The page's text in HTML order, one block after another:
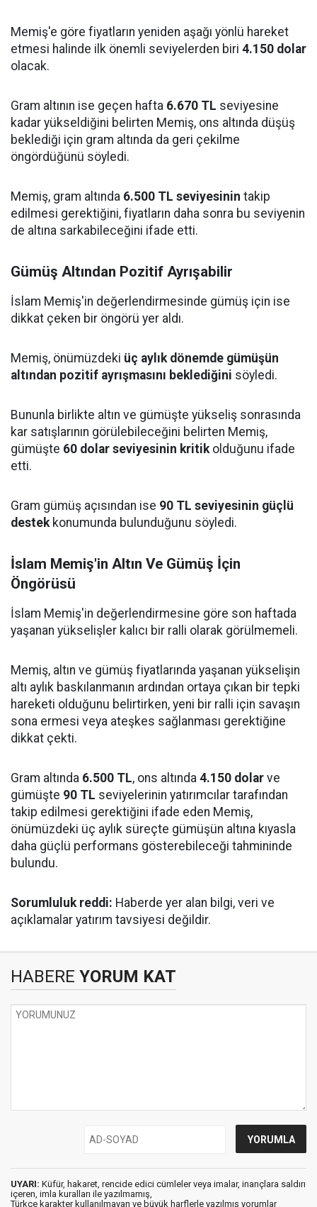
Memiş'e göre fiyatların yeniden aşağı yönlü hareket
etmesi halinde ilk önemli seviyelerden biri 4.150 dolar
olacak.
Gram altının ise geçen hafta 6.670 TL seviyesine
kadar yükseldiğini belirten Memiş, ons altında düşüş
beklediği için gram altında da geri çekilme
öngördüğünü söyledi.
Memiş, gram altında 6.500 TL seviyesinin takip
edilmesi gerektiğini, fiyatların daha sonra bu seviyenin
de altına sarkabileceğini ifade etti.
Gümüş Altından Pozitif Ayrışabilir
İslam Memiş'in değerlendirmesinde gümüş için ise
dikkat çeken bir öngörü yer aldı.
Memiş, önümüzdeki üç aylık dönemde gümüşün
altından pozitif ayrışmasını beklediğini söyledi.
Bununla birlikte altın ve gümüşte yükseliş sonrasında
kar satışlarının görülebileceğini belirten Memiş,
gümüşte 60 dolar seviyesinin kritikolduğunu ifade
etti.
Gram gümüş açısından ise 90 TL seviyesinin güçlü
destekkonumunda bulunduğunu söyledi.
İslam Memiş'in Altın Ve Gümüş İçin
Öngörüsü
İslam Memiş'in değerlendirmesine göre son haftada
yaşanan yükselişler kalıcı bir ralli olarak görülmemeli.
Memiş, altın ve gümüş fiyatlarında yaşanan yükselişin
altı aylık baskılanmanın ardından ortaya çıkan bir tepki
hareketi olduğunu belirtirken, yeni bir ralli için savaşın
sona ermesi veya ateşkes sağlanması gerektiğine
dikkat çekti.
Gram altında 6.500 TL, ons altında 4.150 dolar ve
gümüşte 90 TL seviyelerinin yatırımcılar tarafından
takip edilmesi gerektiğini ifade eden Memiş,
önümüzdeki üç aylık süreçte gümüşün altına kıyasla
daha güçlü performans gösterebileceği tahmininde
bulundu.
Sorumluluk reddi: Haberde yer alan bilgi, veri ve
açıklamalar yatırım tavsiyesi değildir.
HABERE YORUM KAT
UYARI: Küfür, hakaret, rencide edici cümleler veya imalar, inançlara saldırı
içeren, imla kuralları ile yazılmamış,
Türkçe karakter kullanılmayan ve büyük harflerle yazılmış yorumlar